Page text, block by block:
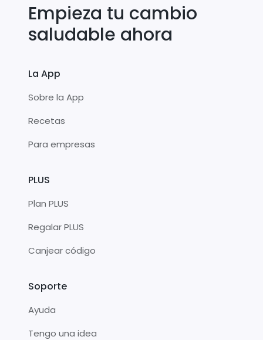
Empieza tu cambio
saludable ahora
La App
Sobre la App
Recetas
Para empresas
PLUS
Plan PLUS
Regalar PLUS
Canjear código
Soporte
Ayuda
Tengo una idea